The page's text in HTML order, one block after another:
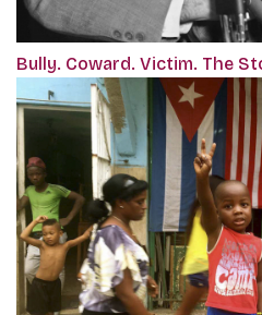
Bully. Coward. Victim. The